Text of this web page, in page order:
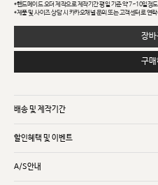
*핸드메이드 오더 제작으로 제작기간 평일 기준 약 7~10일정
*제품 및 사이즈 상담 시 카카오채널 문의 또는 고객센터로 연
장바
구매
배송 및 제작기간
할인혜택 및 이벤트
A/S안내